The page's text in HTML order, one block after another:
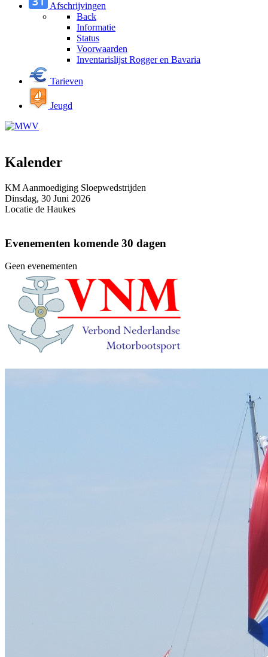
Afschrijvingen
Back
Informatie
Status
Voorwaarden
Inventarislijst Rogger en Bavaria
Tarieven
Jeugd
Kalender
KM Aanmoediging Sloepwedstrijden
Dinsdag, 30 Juni 2026
Locatie de Haukes
Evenementen komende 30 dagen
Geen evenementen